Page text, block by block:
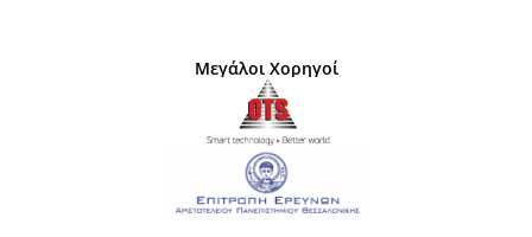
Μεγάλοι Χορηγοί